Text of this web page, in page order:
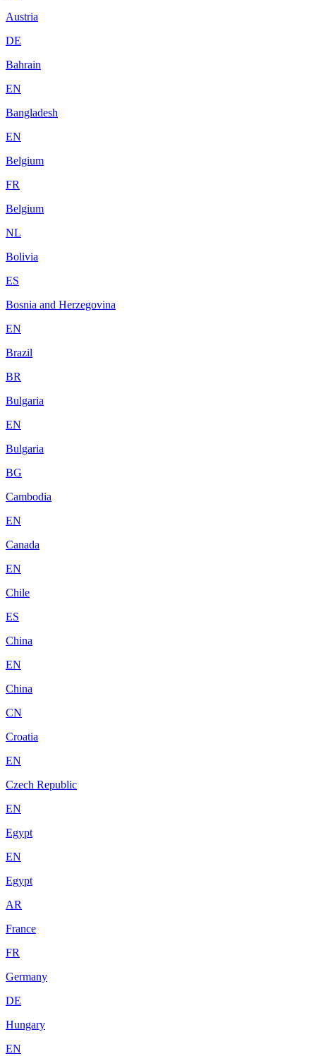
Austria
DE
Bahrain
EN
Bangladesh
EN
Belgium
FR
Belgium
NL
Bolivia
ES
Bosnia and Herzegovina
EN
Brazil
BR
Bulgaria
EN
Bulgaria
BG
Cambodia
EN
Canada
EN
Chile
ES
China
EN
China
CN
Croatia
EN
Czech Republic
EN
Egypt
EN
Egypt
AR
France
FR
Germany
DE
Hungary
EN